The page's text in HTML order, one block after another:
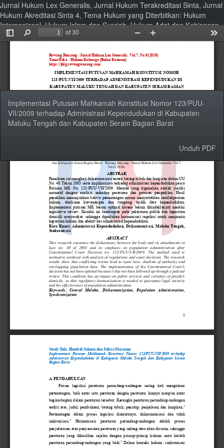
Jurnal Hukum Lex Generalis, Jurnal Hukum Terakreditasi Sinta, Jurnal
Hukum Akreditasi Sinta 4, Tema Hukum yang Diterbitkan: Hukum
Internasional, Hukum Islam dan Syariah, Hukum Adat dan Kebiasaan,
Hukum Perdata, Hukum Ekonomi Bisnis, Hukum Perburuhan dan
Hukum Pidana, Hukum Pemerintahan, Hukum Tata Negara, Hukum
Administrasi Negara, Hukum Agraria dan Pertanahan, Filsafat Hukum,
Politik Hukum, Etika Profesi Hukum, Hukum Lingkungan, Hukum dan
Hak Asasi Manusia
Rincian
Artikel
Implementasi Putusan Mahkamah Konstitusi Nomor 123/PUU-
VII/2009 terhadap Administrasi Kependudukan di Kabupaten
Maluku Tengah dan Kabupaten Seram Bagian Barat
Unduh
Unduh PDF